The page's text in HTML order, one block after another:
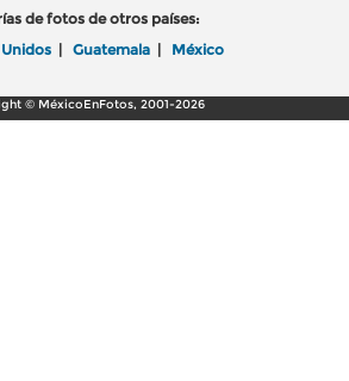
de fotos de otros países:
| Guatemala | México
© MéxicoEnFotos, 2001-2026